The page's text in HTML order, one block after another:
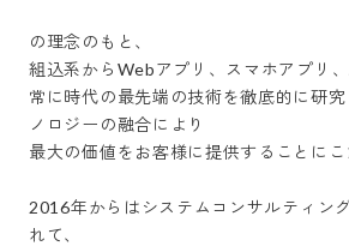
の理念のもと、
組込系からWebアプリ、スマホアプリ
常に時代の最先端の技術を徹底的に研
ノロジーの融合により
最大の価値をお客様に提供することにこ
2016年からはシステムコンサルティン
れて、